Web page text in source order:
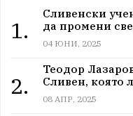
1.
Сливенски
да промени
04 ЮНИ, 2025
2.
Теодор
Сливен, която
08 АПР, 2025